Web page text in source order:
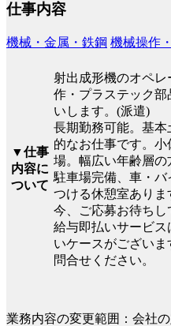
仕事内容
機械・金属・鉄鋼 機械操作
▼仕事
内容に
ついて
射出成形機のオペ
作・プラステック
いします。(派遣)
長期勤務可能。基
的なお仕事です。
場。幅広い年齢層の
駐車場完備、車・
つける休憩室あり
今、ご応募お待ちし
給与即払いサービ
いケースがござい
問合せください。
業務内容の変更範囲：会社